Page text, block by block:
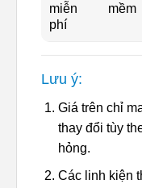
miễn
phí
mềm
Lưu ý:
Giá trên chỉ
thay đổi tùy
hỏng.
Các linh kiện